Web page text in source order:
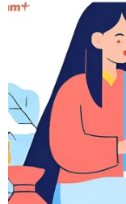
Nga.
Tuyên bố
vai trò quan
khí thiên nhiên
rằng đầu tư
để đối phó với
như giải quyết
trường khí đốt